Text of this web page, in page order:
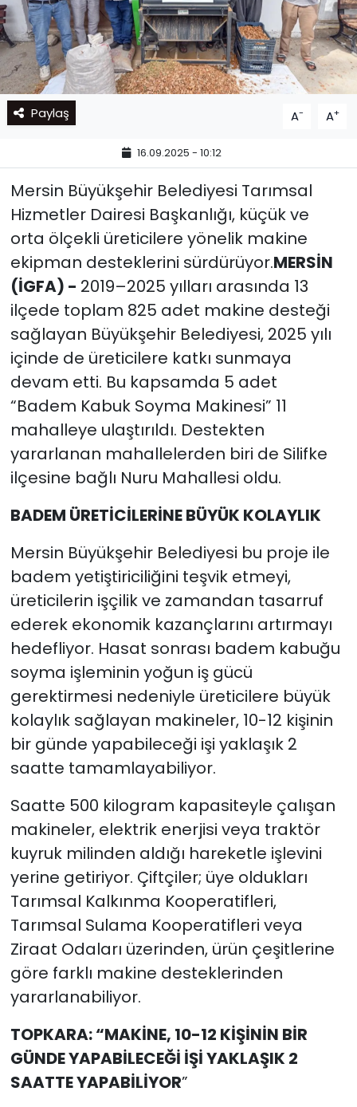
Paylaş A- A+
16.09.2025 - 10:12
Mersin Büyükşehir Belediyesi Tarımsal
Hizmetler Dairesi Başkanlığı, küçük ve
orta ölçekli üreticilere yönelik makine
ekipman desteklerini sürdürüyor.MERSİN
(İGFA) - 2019–2025 yılları arasında 13
ilçede toplam 825 adet makine desteği
sağlayan Büyükşehir Belediyesi, 2025 yılı
içinde de üreticilere katkı sunmaya
devam etti. Bu kapsamda 5 adet
“Badem Kabuk Soyma Makinesi” 11
mahalleye ulaştırıldı. Destekten
yararlanan mahallelerden biri de Silifke
ilçesine bağlı Nuru Mahallesi oldu.
BADEM ÜRETİCİLERİNE BÜYÜK KOLAYLIK
Mersin Büyükşehir Belediyesi bu proje ile
badem yetiştiriciliğini teşvik etmeyi,
üreticilerin işçilik ve zamandan tasarruf
ederek ekonomik kazançlarını artırmayı
hedefliyor. Hasat sonrası badem kabuğu
soyma işleminin yoğun iş gücü
gerektirmesi nedeniyle üreticilere büyük
kolaylık sağlayan makineler, 10-12 kişinin
bir günde yapabileceği işi yaklaşık 2
saatte tamamlayabiliyor.
Saatte 500 kilogram kapasiteyle çalışan
makineler, elektrik enerjisi veya traktör
kuyruk milinden aldığı hareketle işlevini
yerine getiriyor. Çiftçiler; üye oldukları
Tarımsal Kalkınma Kooperatifleri,
Tarımsal Sulama Kooperatifleri veya
Ziraat Odaları üzerinden, ürün çeşitlerine
göre farklı makine desteklerinden
yararlanabiliyor.
TOPKARA: “MAKİNE, 10-12 KİŞİNİN BİR
GÜNDE YAPABİLECEĞİ İŞİ YAKLAŞIK 2
SAATTE YAPABİLİYOR”